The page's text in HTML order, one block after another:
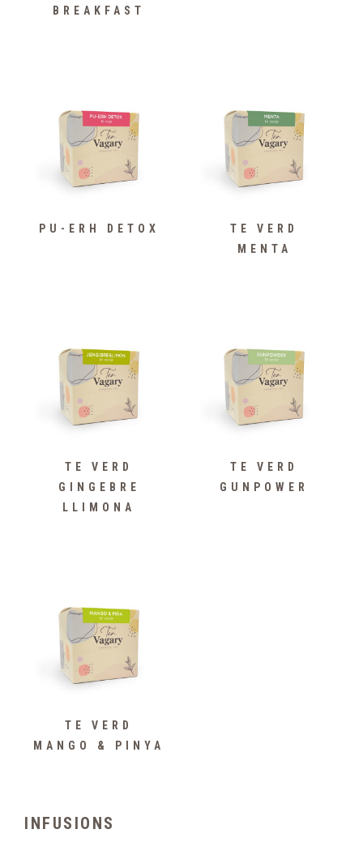
BREAKFAST
PU-ERH DETOX
TE VERD
MENTA
TE VERD
GINGEBRE
LLIMONA
TE VERD
GUNPOWER
TE VERD
MANGO & PINYA
INFUSIONS